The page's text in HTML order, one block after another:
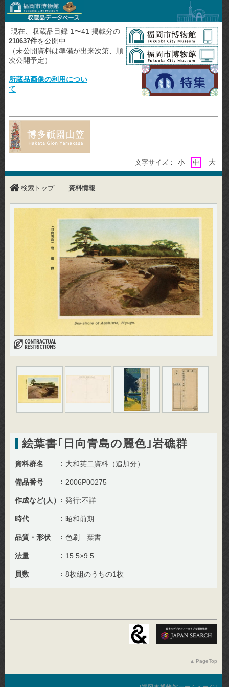
現在、収蔵品目録 1〜41 掲載分の
210637件を公開中
（未公開資料は準備が出来次第、順
次公開予定）
所蔵品画像の利用につい
て
文字サイズ： 小 中 大
検索トップ 資料情報
絵葉書｢日向青島の麗色｣岩礁群
資料群名 大和英二資料（追加分）
備品番号 2006P00275
作成など(人） 発行:不詳
時代 昭和前期
品質・形状 色刷 葉書
法量 15.5×9.5
員数 8枚組のうちの1枚
PageTop